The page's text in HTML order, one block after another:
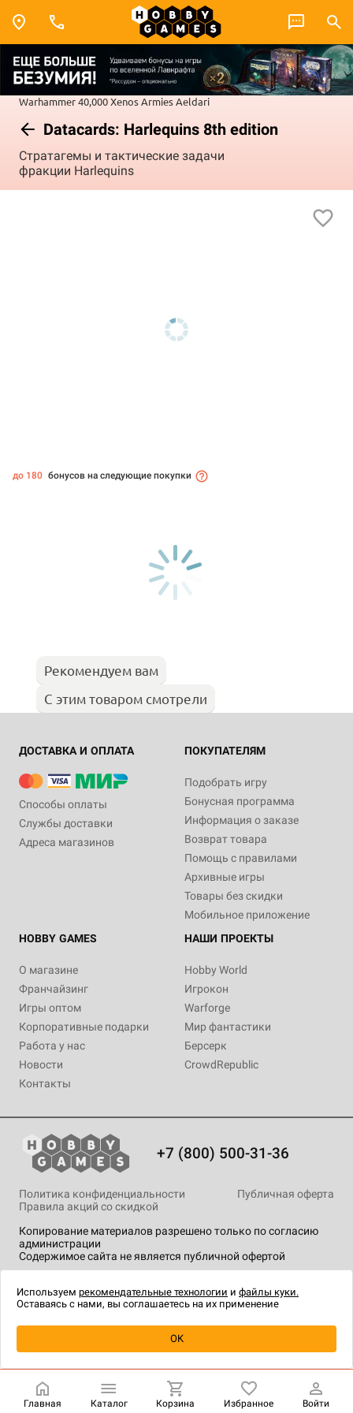
Warhammer 40,000Xenos ArmiesAeldari
Datacards: Harlequins 8th edition
Стратагемы и тактические задачи
фракции Harlequins
Уведомить о наличии
до 180 бонусов на следующие покупки
Рекомендуем вам
С этим товаром смотрели
ДОСТАВКА И ОПЛАТА
Способы оплаты
Службы доставки
Адреса магазинов
ПОКУПАТЕЛЯМ
Подобрать игру
Бонусная программа
Информация о заказе
Возврат товара
Помощь с правилами
Архивные игры
Товары без скидки
Мобильное приложение
HOBBY GAMES
О магазине
Франчайзинг
Игры оптом
Корпоративные подарки
Работа у нас
Новости
Контакты
НАШИ ПРОЕКТЫ
Hobby World
Игрокон
Warforge
Мир фантастики
Берсерк
CrowdRepublic
+7 (800) 500-31-36
Копирование материалов разрешено только по согласию
администрации
Содержимое сайта не является публичной офертой
Политика конфиденциальности
Публичная оферта
Правила акций со скидкой
технологии.
Главная Каталог Корзина Избранное Войти
Используем рекомендательные технологии и файлы куки.
Оставаясь с нами, вы соглашаетесь на их применение
OK